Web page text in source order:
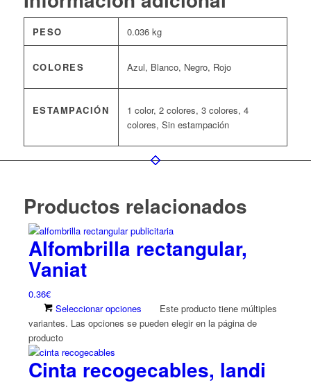
PESO 0.036 kg
COLORES Azul, Blanco, Negro, Rojo
ESTAMPACIÓN
1 color, 2 colores, 3 colores, 4
colores, Sin estampación
Productos relacionados
Alfombrilla rectangular,
Vaniat
0.36€
Seleccionar opciones
Este producto tiene múltiples
variantes. Las opciones se pueden elegir en la página de
producto
Cinta recogecables, landi